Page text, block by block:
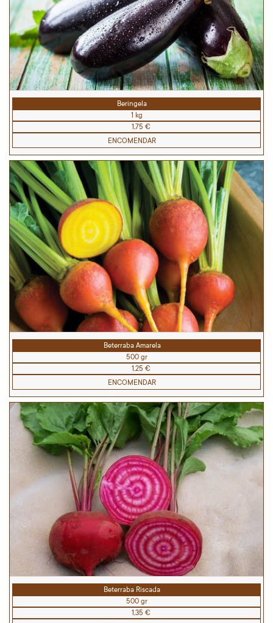
Beringela
1 kg
1,75 €
ENCOMENDAR
Beterraba Amarela
500 gr
1,25 €
ENCOMENDAR
Beterraba Riscada
500 gr
1,35 €